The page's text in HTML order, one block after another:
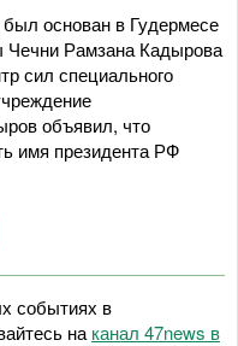
был основан в Гудермесе
Чечни Рамзана Кадырова
сил специального
объявил, что
имя президента РФ
событиях в
на канал 47news в